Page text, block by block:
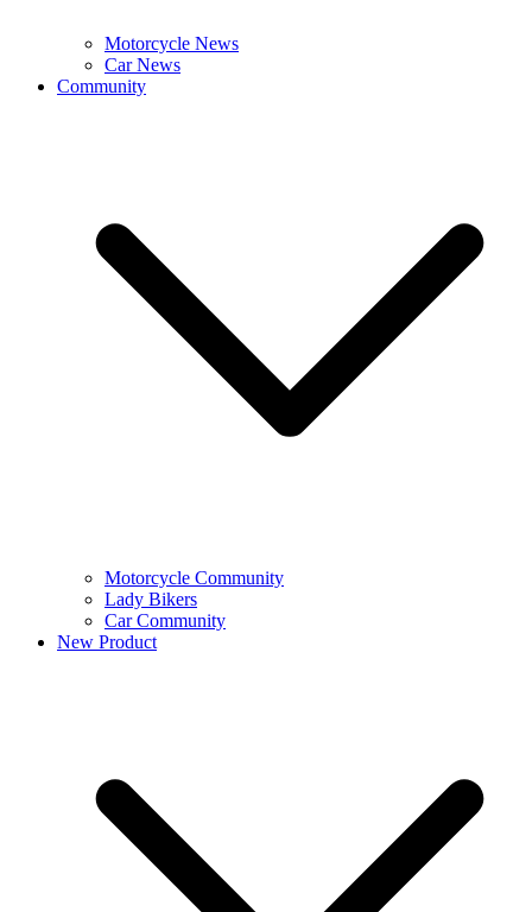
Motorcycle News
Car News
Community
Motorcycle Community
Lady Bikers
Car Community
New Product